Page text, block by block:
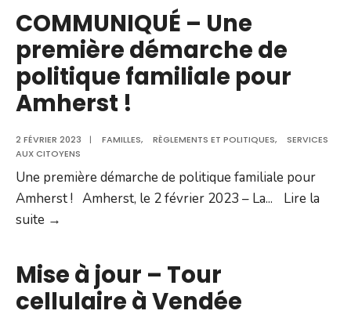
places
à
Amherst
GARDE
ÉDUCATIF
EN
COMMUNAUTÉ
COMMUNIQUÉ – Une
première démarche de
politique familiale pour
Amherst !
2 FÉVRIER 2023 | FAMILLES, RÈGLEMENTS ET POLITIQUES,
SERVICES
AUX CITOYENS
Une première démarche de politique familiale pour
Amherst ! Amherst, le 2 février 2023 – La...
Lire la
suite →
Une
première
démarche
Mise à jour – Tour
cellulaire à Vendée